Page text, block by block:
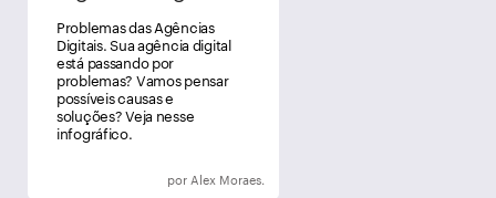
Problemas das Agências
Digitais. Sua agência digital
está passando por
problemas? Vamos pensar
possíveis causas e
soluções? Veja nesse
infográfico.
por Alex Moraes.